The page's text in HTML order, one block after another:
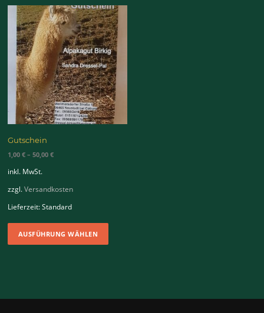
Gutschein
1,00€ –50,00€
inkl. MwSt.
zzgl.Versandkosten
Lieferzeit:Standard
AUSFÜHRUNG WÄHLEN
Dieses
weist
Die